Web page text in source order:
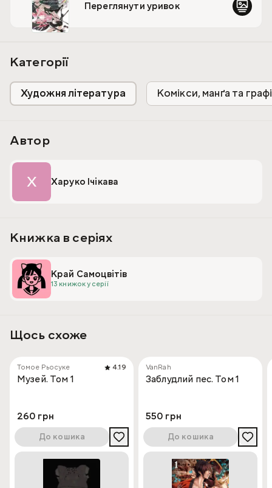
Переглянути уривок
Категорії
Художня література Комікси, манґа та
Автор
Х Харуко Ічікава
Книжка в серіях
Край Самоцвітів
13 книжок у серії
Щось схоже
Томое Рьосуке 4.19
Музей. Том 1
260 грн
До кошика
VanRah
Заблудлий пес. Том 1
550 грн
До кошика